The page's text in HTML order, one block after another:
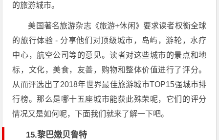
的旅游城市。
美国著名旅游杂志《旅游+休闲》要求读者权衡全球
的旅行体验 - 分享他们对顶级城市，岛屿，游轮，水疗
中心，航空公司等的意见。读者对这些城市的景点和地
标，文化，美食，友善，购物和整体价值进行了评分。
从而评选出了2018年世界最佳旅游城市TOP15强城市排
行榜。那么是哪十五座城市能获此殊荣呢，它们的评分
情况又是如何呢，下面我们就来了解一下吧。
15.黎巴嫩贝鲁特